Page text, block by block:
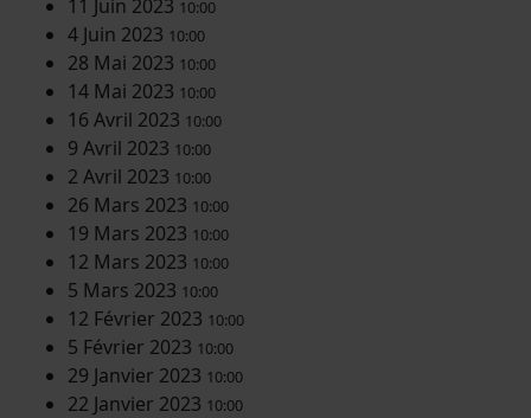
11 Juin 2023 10:00
4 Juin 2023 10:00
28 Mai 2023 10:00
14 Mai 2023 10:00
16 Avril 2023 10:00
9 Avril 2023 10:00
2 Avril 2023 10:00
26 Mars 2023 10:00
19 Mars 2023 10:00
12 Mars 2023 10:00
5 Mars 2023 10:00
12 Février 2023 10:00
5 Février 2023 10:00
29 Janvier 2023 10:00
22 Janvier 2023 10:00